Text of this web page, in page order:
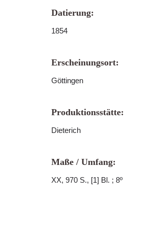
Datierung:
1854
Erscheinungsort:
Göttingen
Produktionsstätte:
Dieterich
Maße / Umfang:
XX, 970 S., [1] Bl. ; 8º